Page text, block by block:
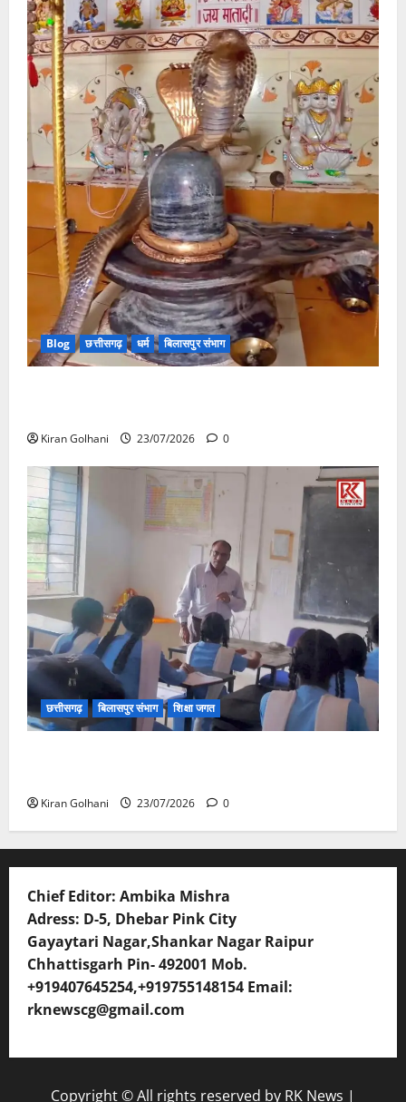
Blog छत्तीसगढ़ धर्म बिलासपुर संभाग
Kiran Golhani 23/07/2026 0
छत्तीसगढ़ बिलासपुर संभाग शिक्षा जगत
Kiran Golhani 23/07/2026 0
Chief Editor: Ambika Mishra
Adress: D-5, Dhebar Pink City
Gayaytari Nagar,Shankar Nagar Raipur
Chhattisgarh Pin- 492001 Mob.
+919407645254,+919755148154 Email:
rknewscg@gmail.com
Copyright © All rights reserved by RK News |